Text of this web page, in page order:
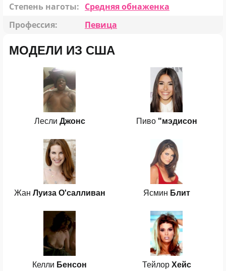
Степень наготы: Средняя обнаженка
Профессия:
Певица
МОДЕЛИ ИЗ США
Лесли Джонс Пиво "мэдисон
Жан Луиза О'салливан Ясмин Блит
Келли Бенсон Тейлор Хейс